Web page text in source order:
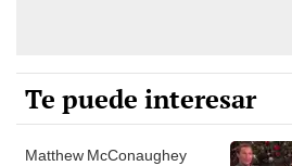
Te puede interesar
Matthew McConaughey